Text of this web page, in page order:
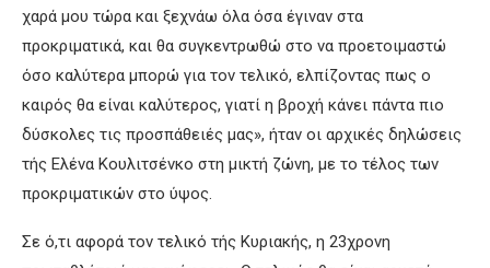
χαρά μου τώρα και ξεχνάω όλα όσα έγιναν στα
προκριματικά, και θα συγκεντρωθώ στο να προετοιμαστώ
όσο καλύτερα μπορώ για τον τελικό, ελπίζοντας πως ο
καιρός θα είναι καλύτερος, γιατί η βροχή κάνει πάντα πιο
δύσκολες τις προσπάθειές μας», ήταν οι αρχικές δηλώσεις
τής Ελένα Κουλιτσένκο στη μικτή ζώνη, με το τέλος των
προκριματικών στο ύψος.
Σε ό,τι αφορά τον τελικό τής Κυριακής, η 23χρονη